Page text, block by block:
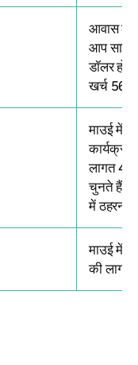
आवास के
आप साझा
डॉलर
खर्च
माउई में
कार्यक्रम
लागत
चुनते हैं,
में ठहरना
माउई में
की लागत